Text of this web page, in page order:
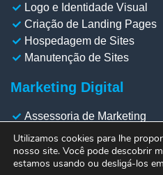
Logo e Identidade Visual
Criação de Landing Pages
Hospedagem de Sites
Manutenção de Sites
Marketing Digital
Assessoria de Marketing
Gestão de Redes Sociais
Gestão de Meta Ads
Gestão de Google Ads
Utilizamos cookies para lhe
nosso site. Você pode descobrir
estamos usando ou desligá-los em